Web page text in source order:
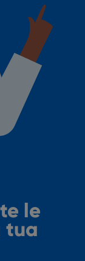
le
tua